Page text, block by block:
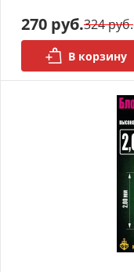
270 руб.324 руб.
В корзину